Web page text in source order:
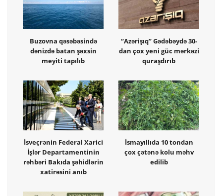
Buzovna qəsəbəsində
dənizdə batan şəxsin
meyiti tapılıb
“Azərişıq” Gədəbəydə 30-
dan çox yeni güc mərkəzi
quraşdırıb
İsveçrənin Federal Xarici
İşlər Departamentinin
rəhbəri Bakıda şəhidlərin
xatirəsini anıb
İsmayıllıda 10 tondan
çox çətənə kolu məhv
edilib